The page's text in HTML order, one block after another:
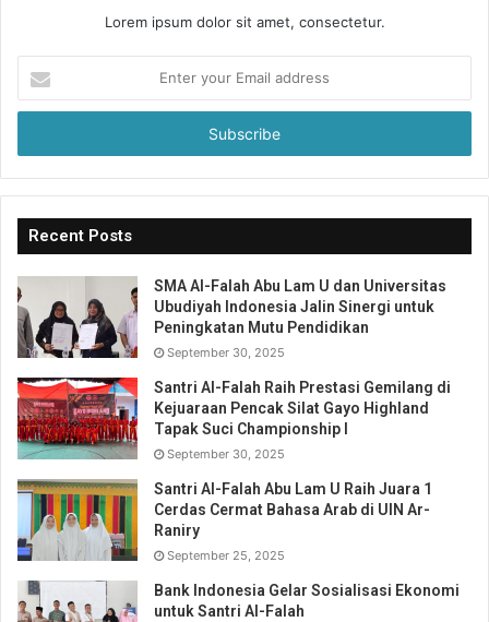
Lorem ipsum dolor sit amet, consectetur.
your
Email
Recent Posts
SMA Al-Falah Abu Lam U dan Universitas
Ubudiyah Indonesia Jalin Sinergi untuk
Peningkatan Mutu Pendidikan
September 30, 2025
Santri Al-Falah Raih Prestasi Gemilang di
Kejuaraan Pencak Silat Gayo Highland
Tapak Suci Championship I
September 30, 2025
Santri Al-Falah Abu Lam U Raih Juara 1
Cerdas Cermat Bahasa Arab di UIN Ar-
Raniry
September 25, 2025
Bank Indonesia Gelar Sosialisasi Ekonomi
untuk Santri Al-Falah